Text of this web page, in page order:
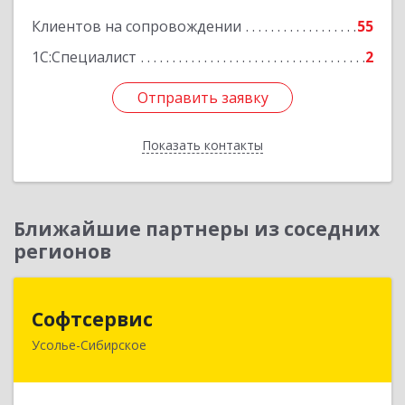
Клиентов на сопровождении
55
1С:Специалист
2
Отправить заявку
Показать контакты
Отправить заявку
Назад
Ближайшие партнеры из соседних
регионов
Софтсервис
Усолье-Сибирское
665451, Иркутская обл, Усолье-Сибирское г,